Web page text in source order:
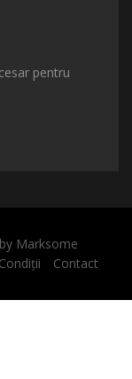
pentru
by Marksome
Contact